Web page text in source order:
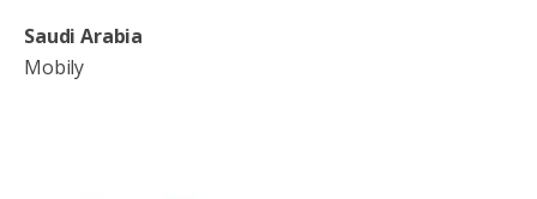
Saudi Arabia
Mobily